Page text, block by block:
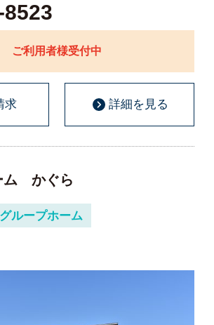
ご利用者様受付中
求 詳細を見る
ム かぐら
ループホーム